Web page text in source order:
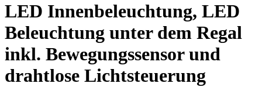
LED Innenbeleuchtung, LED
Beleuchtung unter dem Regal
inkl. Bewegungssensor und
drahtlose Lichtsteuerung